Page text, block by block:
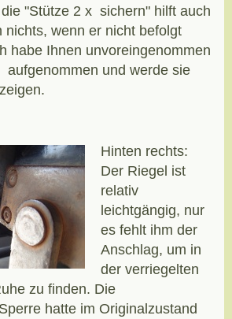
"Stütze 2 x sichern" hilft auch
nichts, wenn er nicht befolgt
habe Ihnen unvoreingenommen
aufgenommen und werde sie
Hinten rechts:
Der Riegel ist
relativ
leichtgängig, nur
es fehlt ihm der
Anschlag, um in
der verriegelten
zu finden. Die
hatte im Originalzustand